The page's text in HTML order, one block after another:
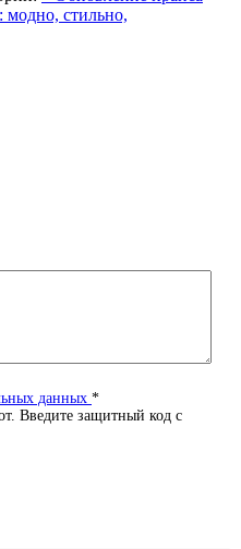
модно, стильно,
данных *
Введите защитный код с